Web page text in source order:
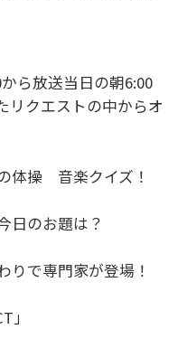
ら放送当日の朝6:00
リクエストの中からオ
操 音楽クイズ！
日のお題は？
で専門家が登場！
」